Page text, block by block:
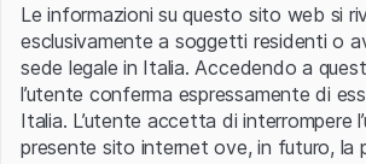
Le informazioni su questo sito web si
esclusivamente a soggetti residenti o
sede legale in Italia. Accedendo a
l’utente conferma espressamente di
Italia. L’utente accetta di interrompere
presente sito internet ove, in futuro, la